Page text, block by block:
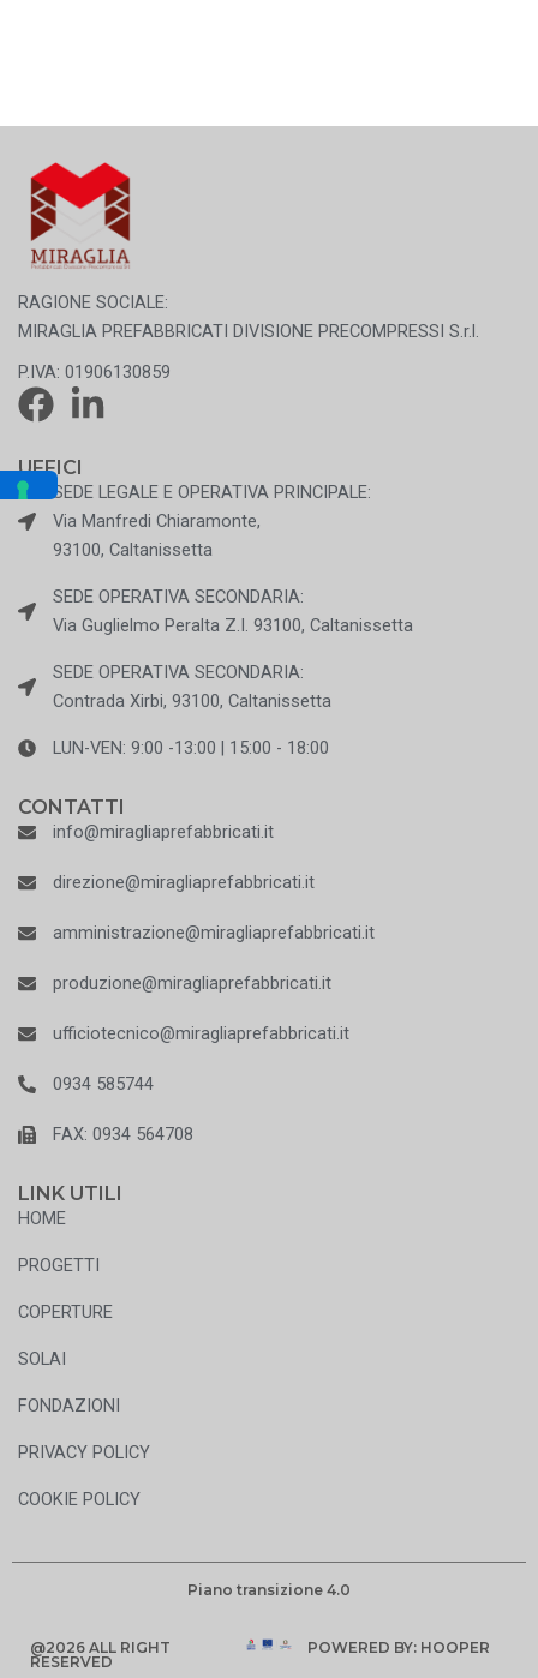
RAGIONE SOCIALE:
MIRAGLIA PREFABBRICATI DIVISIONE PRECOMPRESSI S.r.l.
P.IVA: 01906130859
UFFICI
SEDE LEGALE E OPERATIVA PRINCIPALE:
Via Manfredi Chiaramonte,
93100, Caltanissetta
SEDE OPERATIVA SECONDARIA:
Via Guglielmo Peralta Z.I. 93100, Caltanissetta
SEDE OPERATIVA SECONDARIA:
Contrada Xirbi, 93100, Caltanissetta
LUN-VEN: 9:00 -13:00 | 15:00 - 18:00
CONTATTI
info@miragliaprefabbricati.it
direzione@miragliaprefabbricati.it
amministrazione@miragliaprefabbricati.it
produzione@miragliaprefabbricati.it
ufficiotecnico@miragliaprefabbricati.it
0934 585744
FAX: 0934 564708
LINK UTILI
HOME
PROGETTI
COPERTURE
SOLAI
FONDAZIONI
PRIVACY POLICY
COOKIE POLICY
Piano transizione 4.0
@2026 ALL RIGHT
RESERVED
POWERED BY: HOOPER